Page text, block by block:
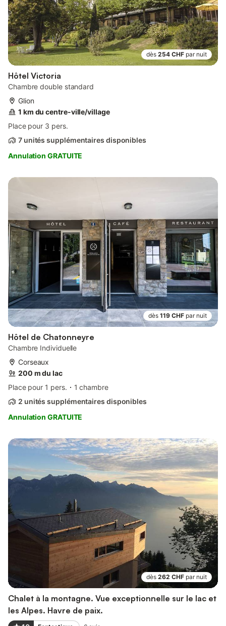
dès 254 CHF par nuit
Hôtel Victoria
Chambre double standard
Glion
1 km du centre-ville/village
Place pour 3 pers.
7 unités supplémentaires disponibles
Annulation GRATUITE
dès 119 CHF par nuit
Hôtel de Chatonneyre
Chambre Individuelle
Corseaux
200 m du lac
Place pour 1 pers.
1 chambre
2 unités supplémentaires disponibles
Annulation GRATUITE
dès 262 CHF par nuit
Chalet à la montagne. Vue exceptionnelle sur le lac et
les Alpes. Havre de paix.